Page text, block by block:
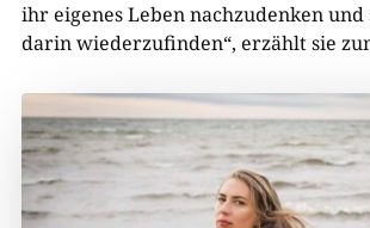
ihr eigenes Leben nachzudenken und
darin wiederzufinden“, erzählt sie